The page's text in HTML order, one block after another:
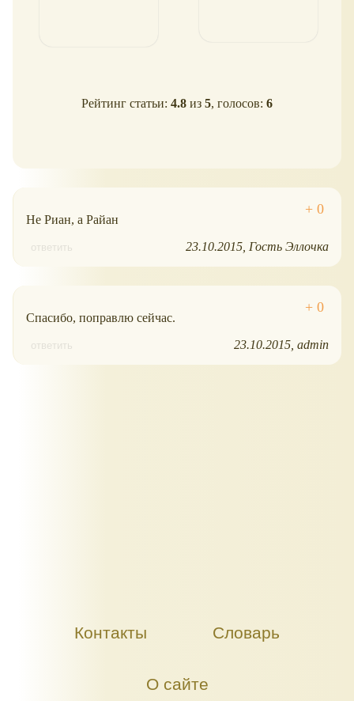
Рейтинг статьи: 4.8 из 5, голосов: 6
Не Риан, а Райан
ответить 23.10.2015 Гость Эллочка
Спасибо, поправлю сейчас.
ответить 23.10.2015 admin
Контакты Словарь
О сайте